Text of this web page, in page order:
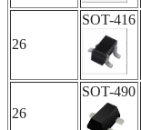
26
SOT-416
26
SOT-490